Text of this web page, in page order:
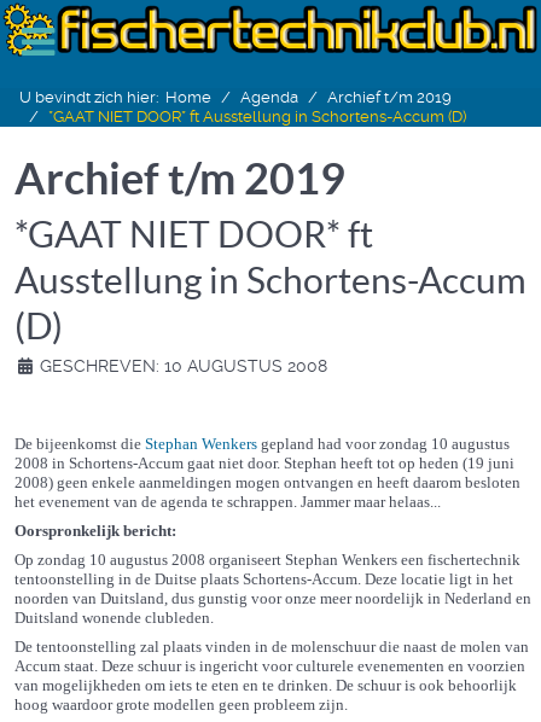
U bevindt zich hier: Home Agenda
Archief t/m 2019
*GAAT NIET DOOR* ft Ausstellung in Schortens-Accum (D)
Archief t/m 2019
*GAAT NIET DOOR* ft
Ausstellung in Schortens-Accum
(D)
GESCHREVEN: 10 AUGUSTUS 2008
De bijeenkomst die Stephan Wenkers gepland had voor zondag 10 augustus
2008 in Schortens-Accum gaat niet door. Stephan heeft tot op heden (19 juni
2008) geen enkele aanmeldingen mogen ontvangen en heeft daarom besloten
het evenement van de agenda te schrappen. Jammer maar helaas...
Oorspronkelijk bericht:
Op zondag 10 augustus 2008 organiseert Stephan Wenkers een fischertechnik
tentoonstelling in de Duitse plaats Schortens-Accum. Deze locatie ligt in het
noorden van Duitsland, dus gunstig voor onze meer noordelijk in Nederland en
Duitsland wonende clubleden.
De tentoonstelling zal plaats vinden in de molenschuur die naast de molen van
Accum staat. Deze schuur is ingericht voor culturele evenementen en voorzien
van mogelijkheden om iets te eten en te drinken. De schuur is ook behoorlijk
hoog waardoor grote modellen geen probleem zijn.